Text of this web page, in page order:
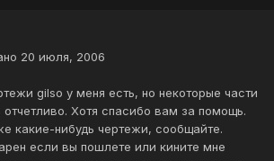
20 июля, 2006
gilso у меня есть, но некоторые части
Хотя спасибо вам за помощь.
какие-нибудь чертежи, сообщайте.
если вы пошлете или кините мне